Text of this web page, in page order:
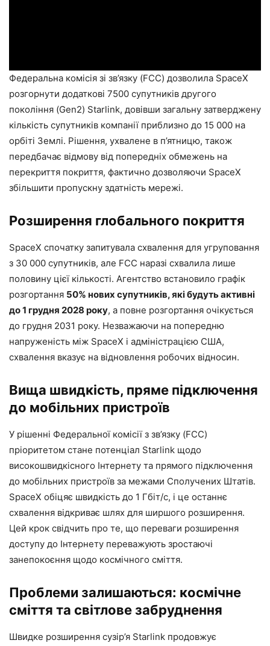
Федеральна комісія зі зв’язку (FCC) дозволила SpaceX
розгорнути додаткові 7500 супутників другого
покоління (Gen2) Starlink, довівши загальну затверджену
кількість супутників компанії приблизно до 15 000 на
орбіті Землі. Рішення, ухвалене в п’ятницю, також
передбачає відмову від попередніх обмежень на
перекриття покриття, фактично дозволяючи SpaceX
збільшити пропускну здатність мережі.
Розширення глобального покриття
SpaceX спочатку запитувала схвалення для угруповання
з 30 000 супутників, але FCC наразі схвалила лише
половину цієї кількості. Агентство встановило графік
розгортання 50% нових супутників, які будуть активні
до 1 грудня 2028 року, а повне розгортання очікується
до грудня 2031 року. Незважаючи на попередню
напруженість між SpaceX і адміністрацією США,
схвалення вказує на відновлення робочих відносин.
Вища швидкість, пряме підключення
до мобільних пристроїв
У рішенні Федеральної комісії з зв’язку (FCC)
пріоритетом стане потенціал Starlink щодо
високошвидкісного Інтернету та прямого підключення
до мобільних пристроїв за межами Сполучених Штатів.
SpaceX обіцяє швидкість до 1 Гбіт/с, і це останнє
схвалення відкриває шлях для ширшого розширення.
Цей крок свідчить про те, що переваги розширення
доступу до Інтернету переважують зростаючі
занепокоєння щодо космічного сміття.
Проблеми залишаються: космічне
сміття та світлове забруднення
Швидке розширення сузір’я Starlink продовжує